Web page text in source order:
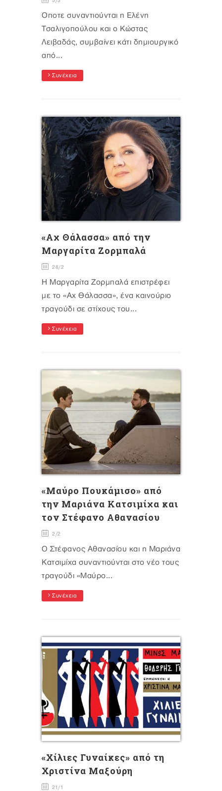
Όποτε συναντιούνται η Ελένη
Τσαλιγοπούλου και ο Κώστας
Λειβαδάς, συμβαίνει κάτι δημιουργικό
από...
Συνέχεια
«Αχ Θάλασσα» από την
Μαργαρίτα Ζορμπαλά
28/2
Η Μαργαρίτα Ζορμπαλά επιστρέφει
με το «Αχ Θάλασσα», ένα καινούριο
τραγούδι σε στίχους του...
Συνέχεια
«Μαύρο Πουκάμισο» από
την Μαριάνα Κατσιμίχα και
τον Στέφανο Αθανασίου
2/2
Ο Στέφανος Αθανασίου και η Μαριάνα
Κατσιμίχα συναντιούνται στο νέο τους
τραγούδι «Μαύρο...
Συνέχεια
«Χίλιες Γυναίκες» από τη
Χριστίνα Μαξούρη
21/1